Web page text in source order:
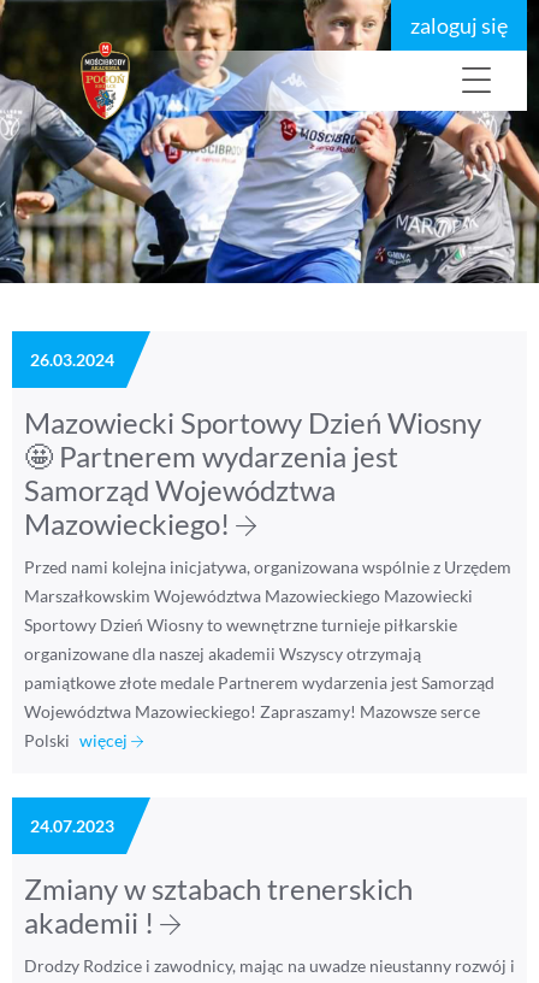
zaloguj się
26.03.2024
Mazowiecki Sportowy Dzień Wiosny
🤩 Partnerem wydarzenia jest
Samorząd Województwa
Mazowieckiego!
Przed nami kolejna inicjatywa, organizowana wspólnie z Urzędem
Marszałkowskim Województwa Mazowieckiego Mazowiecki
Sportowy Dzień Wiosny to wewnętrzne turnieje piłkarskie
organizowane dla naszej akademii Wszyscy otrzymają
pamiątkowe złote medale Partnerem wydarzenia jest Samorząd
Województwa Mazowieckiego! Zapraszamy! Mazowsze serce
Polski więcej
24.07.2023
Zmiany w sztabach trenerskich
akademii !
Drodzy Rodzice i zawodnicy, mając na uwadze nieustanny rozwój i